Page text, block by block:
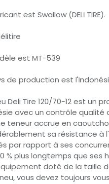
est Swallow (DELI TIRE).
est MT-539
de production est
Deli Tire 120/70-12 est un
avec un contrôle
teneur accrue en
sa résistance à
par rapport à ses
% plus longtemps que ses
doté de la taille
vous devez toujours